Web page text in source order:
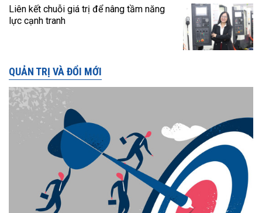
Liên kết chuỗi giá trị để nâng tầm năng
lực cạnh tranh
QUẢN TRỊ VÀ ĐỔI MỚI